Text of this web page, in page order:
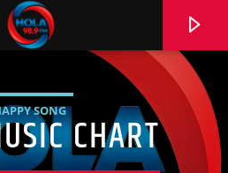
HOLA
SONG CHART